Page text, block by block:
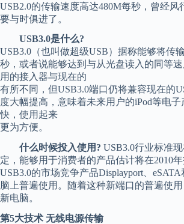
USB2.0的传输速度高达480M每秒，曾经风
要与时俱进了。
USB3.0是什么?
USB3.0（也叫做超级USB）据称能够将传
秒，或者说能够达到与从光盘读入的同等
用的接入器与现在的
有所不同，但USB3.0端口仍将兼容现在的
度大幅提高，意味着未来用户的iPod等电
快，使用起来
更为方便。
什么时候投入使用? USB3.0行业标准
定，能够用于消费者的产品估计将在2010年
USB3.0的市场竞争产品Displayport、
脑上普遍使用。随着这种新端口的普遍使
新电脑。
第5大技术 无线电源传输